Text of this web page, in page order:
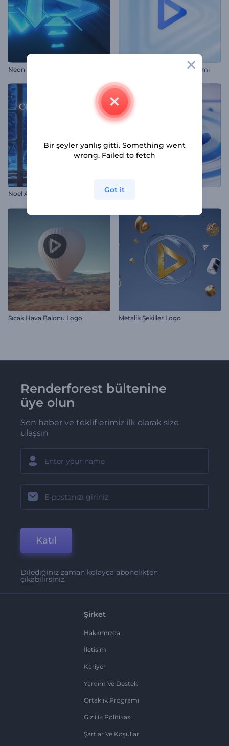
Çok Katmanlı Logo Gösterimi
Noel Ayısı Giriş Videosu Global Haber Jeneriği
Sıcak Hava Balonu Logo Metalik Şekiller Logo
Renderforest bültenine
üye olun
Son haber ve tekliflerimiz ilk olarak size
ulaşsın
Katıl
Dilediğiniz zaman kolayca abonelikten
çıkabilirsiniz.
Şirket
Hakkımızda
İletişim
Kariyer
Yardım Ve Destek
Ortaklık Programı
Gizlilik Politikası
Şartlar Ve Koşullar
Bir şeyler yanlış gitti. Something went
wrong. Failed to fetch
Got it